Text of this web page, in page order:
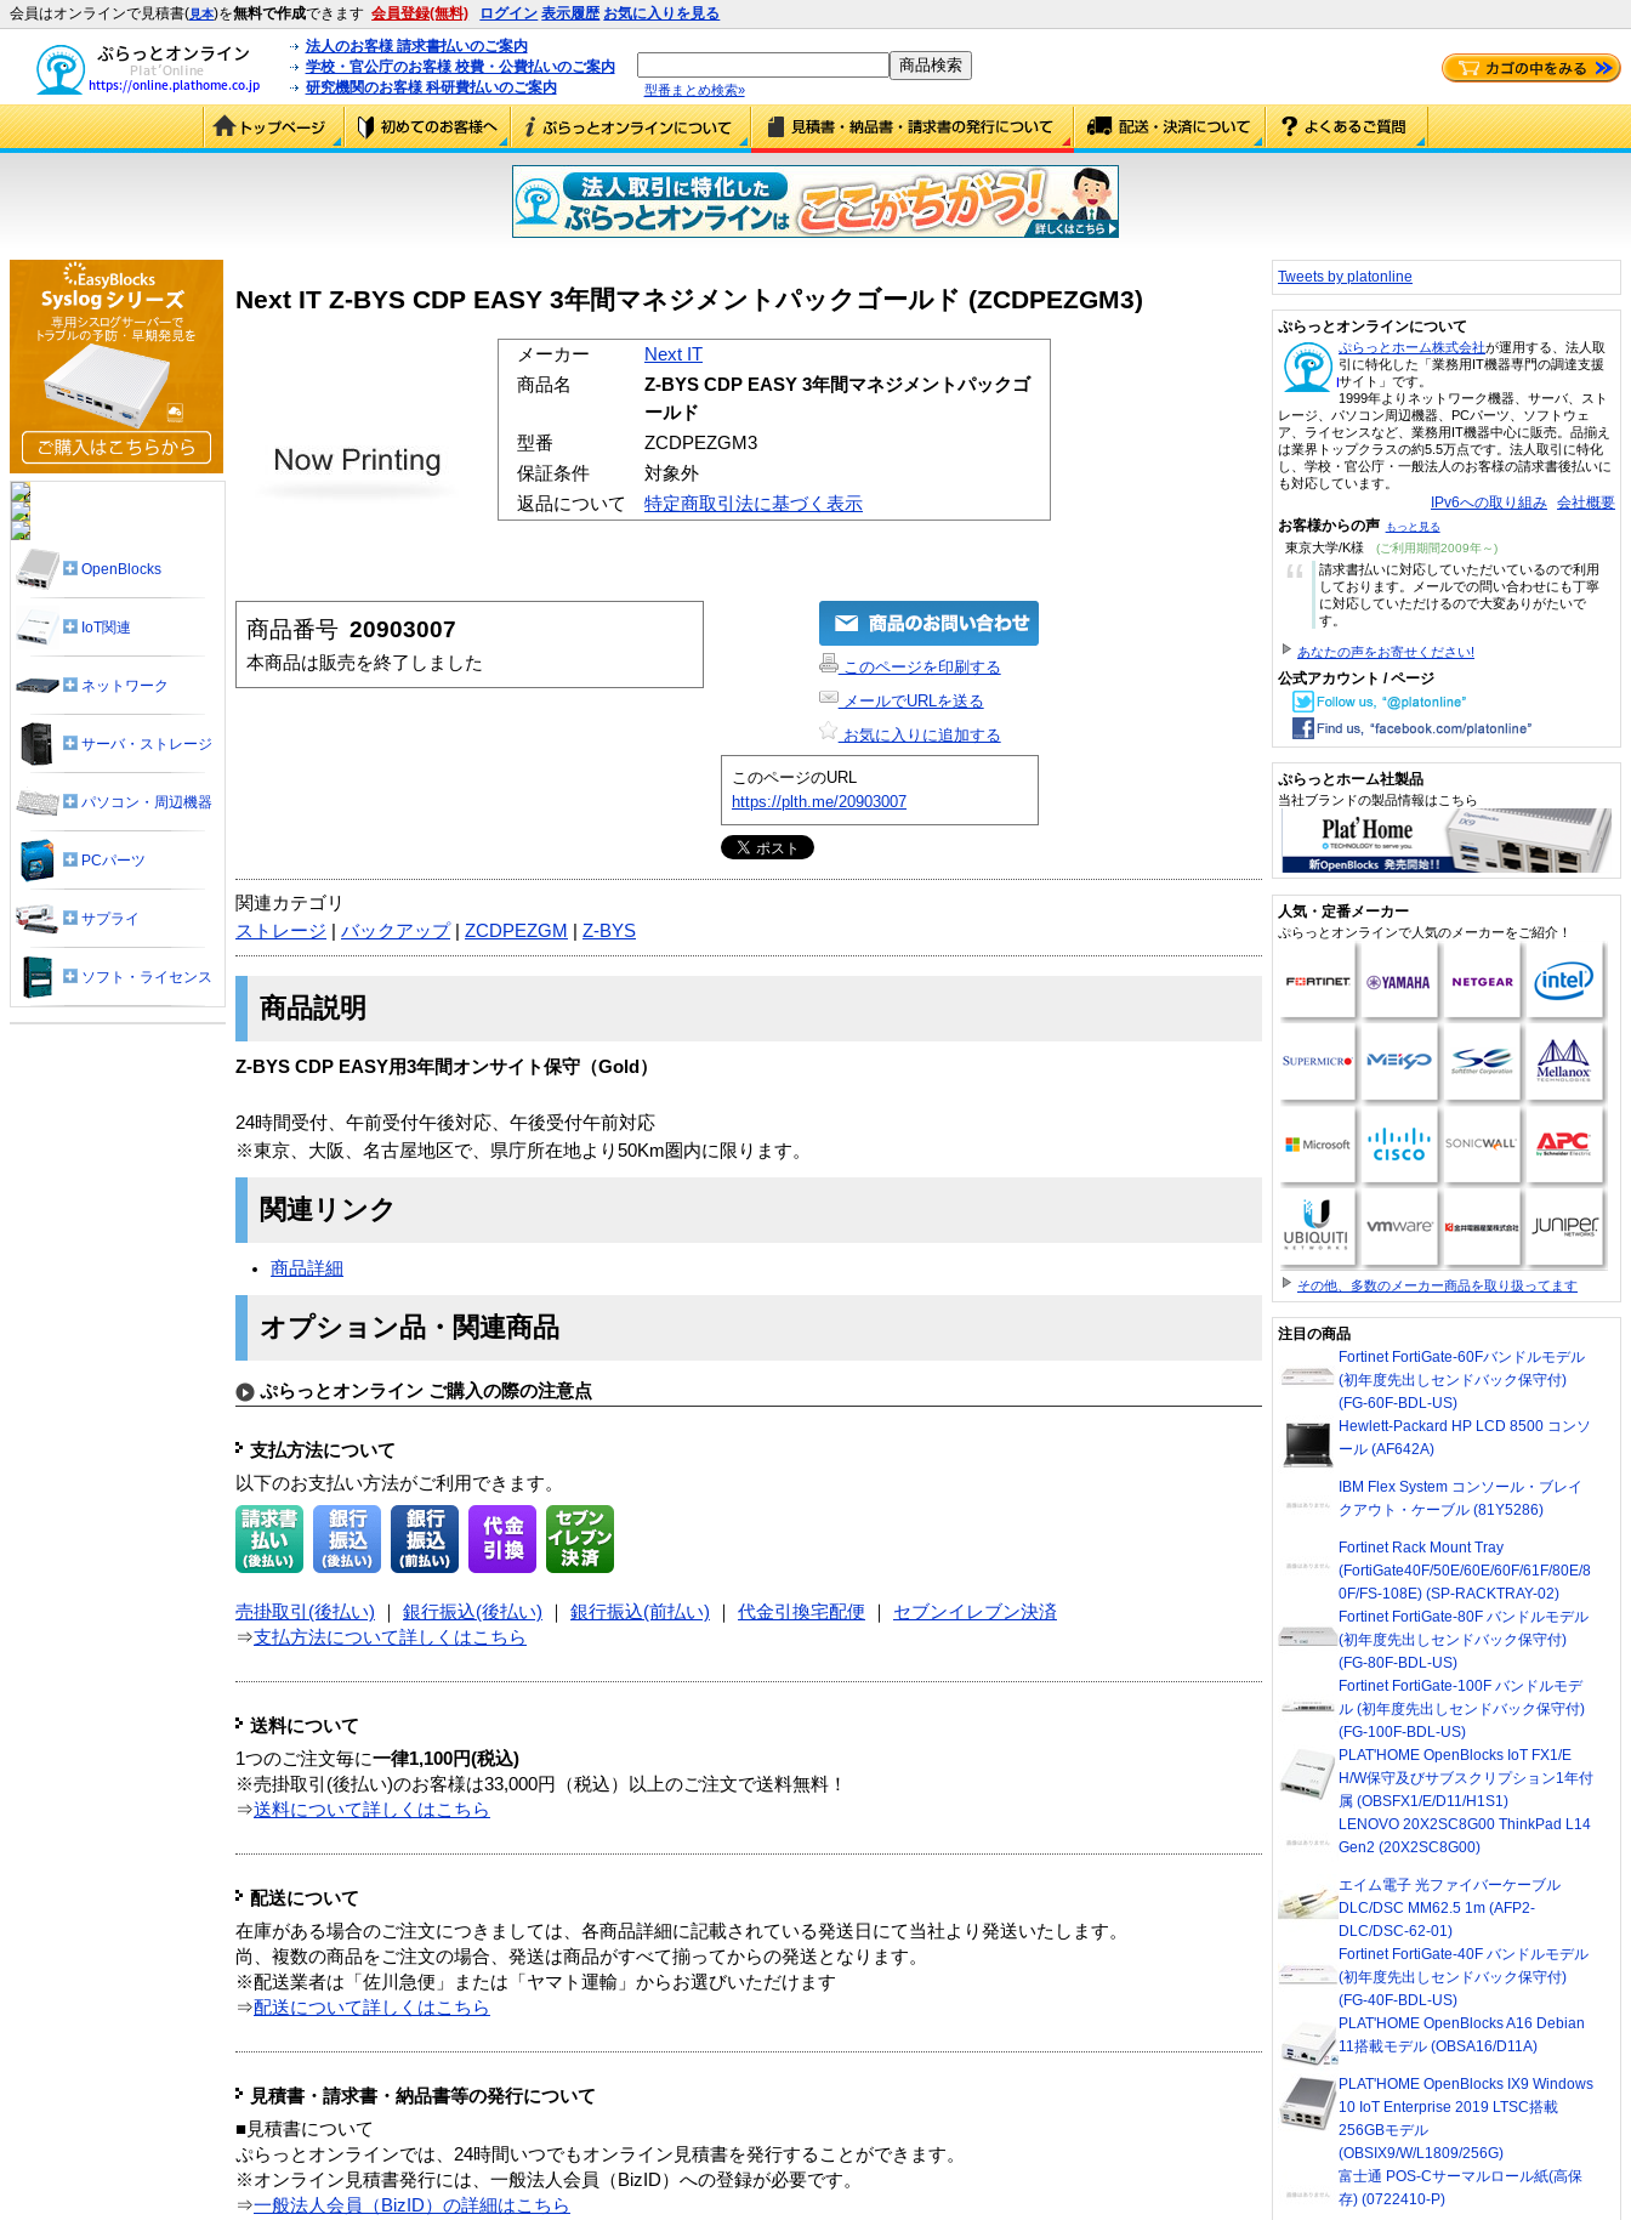
会員はオンラインで見積書(見本)を無料で作成できます 会員登録(無料) ログイン 表示履歴 お気に入りを見る
法人のお客様 請求書払いのご案内
学校・官公庁のお客様 校費・公費払いのご案内
研究機関のお客様 科研費払いのご案内
型番まとめ検索»
Next IT Z-BYS CDP EASY 3年間マネジメントパックゴールド (ZCDPEZGM3)
メーカー
Next IT
商品名
Z-BYS CDP EASY 3年間マネジメントパックゴ
ールド
型番
ZCDPEZGM3
保証条件
対象外
返品について
特定商取引法に基づく表示
商品番号 20903007
本商品は販売を終了しました
このページを印刷する
メールでURLを送る
お気に入りに追加する
このページのURL
https://plth.me/20903007
関連カテゴリ
ストレージ
バックアップ| ZCDPEZGM Z-BYS
商品説明
Z-BYS CDP EASY用3年間オンサイト保守（Gold）
24時間受付、午前受付午後対応、午後受付午前対応
※東京、大阪、名古屋地区で、県庁所在地より50Km圏内に限ります。
関連リンク
商品詳細
オプション品・関連商品
ぷらっとオンライン ご購入の際の注意点
支払方法について
以下のお支払い方法がご利用できます。
売掛取引(後払い) 銀行振込(後払い) 銀行振込(前払い) 代金引換宅配便
セブンイレブン決済
⇒支払方法について詳しくはこちら
送料について
1つのご注文毎に一律1,100円(税込)
※売掛取引(後払い)のお客様は33,000円（税込）以上のご注文で送料無料！
⇒送料について詳しくはこちら
配送について
在庫がある場合のご注文につきましては、各商品詳細に記載されている発送日にて当社より発送いたします。
尚、複数の商品をご注文の場合、発送は商品がすべて揃ってからの発送となります。
※配送業者は「佐川急便」または「ヤマト運輸」からお選びいただけます
⇒配送について詳しくはこちら
見積書・請求書・納品書等の発行について
■見積書について
ぷらっとオンラインでは、24時間いつでもオンライン見積書を発行することができます。
※オンライン見積書発行には、一般法人会員（BizID）への登録が必要です。
⇒一般法人会員（BizID）の詳細はこちら
OpenBlocks
IoT関連
ネットワーク
サーバ・ストレージ
パソコン・周辺機器
PCパーツ
サプライ
ソフト・ライセンス
Tweets by platonline
ぷらっとオンラインについて
ぷらっとホーム株式会社が運用する、法人取
引に特化した「業務用IT機器専門の調達支援
サイト」です。
1999年よりネットワーク機器、サーバ、スト
レージ、パソコン周辺機器、PCパーツ、ソフトウェ
ア、ライセンスなど、業務用IT機器中心に販売。品揃え
は業界トップクラスの約5.5万点です。法人取引に特化
し、学校・官公庁・一般法人のお客様の請求書後払いに
も対応しています。
IPv6への取り組み 会社概要
お客様からの声 もっと見る
東京大学/K様 (ご利用期間2009年～)
“
請求書払いに対応していただいているので利用
しております。メールでの問い合わせにも丁寧
に対応していただけるので大変ありがたいで
す。
あなたの声をお寄せください!
公式アカウント / ページ
ぷらっとホーム社製品
当社ブランドの製品情報はこちら
人気・定番メーカー
ぷらっとオンラインで人気のメーカーをご紹介！
その他、多数のメーカー商品を取り扱ってます
注目の商品
Fortinet FortiGate-60Fバンドルモデル
(初年度先出しセンドバック保守付)
(FG-60F-BDL-US)
Hewlett-Packard HP LCD 8500 コンソ
ール (AF642A)
IBM Flex System コンソール・ブレイ
クアウト・ケーブル (81Y5286)
Fortinet Rack Mount Tray
(FortiGate40F/50E/60E/60F/61F/80E/8
0F/FS-108E) (SP-RACKTRAY-02)
Fortinet FortiGate-80F バンドルモデル
(初年度先出しセンドバック保守付)
(FG-80F-BDL-US)
Fortinet FortiGate-100F バンドルモデ
ル (初年度先出しセンドバック保守付)
(FG-100F-BDL-US)
PLAT'HOME OpenBlocks IoT FX1/E
H/W保守及びサブスクリプション1年付
属 (OBSFX1/E/D11/H1S1)
LENOVO 20X2SC8G00 ThinkPad L14
Gen2 (20X2SC8G00)
エイム電子 光ファイバーケーブル
DLC/DSC MM62.5 1m (AFP2-
DLC/DSC-62-01)
Fortinet FortiGate-40F バンドルモデル
(初年度先出しセンドバック保守付)
(FG-40F-BDL-US)
PLAT'HOME OpenBlocks A16 Debian
11搭載モデル (OBSA16/D11A)
PLAT'HOME OpenBlocks IX9 Windows
10 IoT Enterprise 2019 LTSC搭載
256GBモデル
(OBSIX9/W/L1809/256G)
富士通 POS-Cサーマルロール紙(高保
存) (0722410-P)